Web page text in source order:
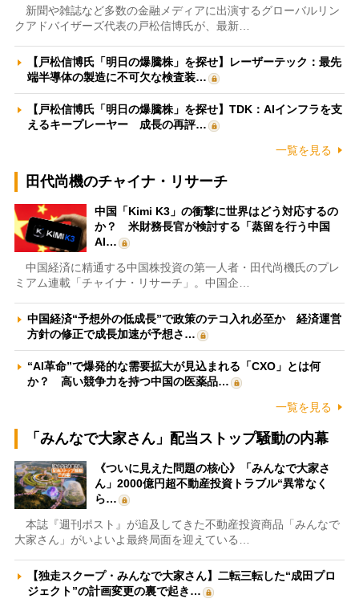
新聞や雑誌など多数の金融メディアに出演するグローバルリン
クアドバイザーズ代表の戸松信博氏が、最新…
【戸松信博氏「明日の爆騰株」を探せ】レーザーテック：最先
端半導体の製造に不可欠な検査装…
【戸松信博氏「明日の爆騰株」を探せ】TDK：AIインフラを支
えるキープレーヤー 成長の再評…
一覧を見る
田代尚機のチャイナ・リサーチ
中国「Kimi K3」の衝撃に世界はどう対応するの
か？ 米財務長官が検討する「蒸留を行う中国
AI…
中国経済に精通する中国株投資の第一人者・田代尚機氏のプレ
ミアム連載「チャイナ・リサーチ」。中国企…
中国経済“予想外の低成長”で政策のテコ入れ必至か 経済運営
方針の修正で成長加速が予想さ…
“AI革命”で爆発的な需要拡大が見込まれる「CXO」とは何
か？ 高い競争力を持つ中国の医薬品…
一覧を見る
「みんなで大家さん」配当ストップ騒動の内幕
《ついに見えた問題の核心》「みんなで大家さ
ん」2000億円超不動産投資トラブル“異常なく
ら…
本誌『週刊ポスト』が追及してきた不動産投資商品「みんなで
大家さん」がいよいよ最終局面を迎えている…
【独走スクープ・みんなで大家さん】二転三転した“成田プロ
ジェクト”の計画変更の裏で起き…